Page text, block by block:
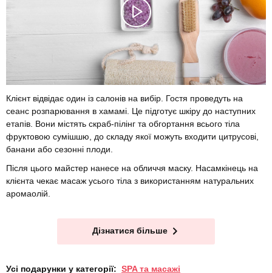
Клієнт відвідає один із салонів на вибір. Гостя проведуть на
сеанс розпарювання в хамамі. Це підготує шкіру до наступних
етапів. Вони містять скраб-пілінг та обгортання всього тіла
фруктовою сумішшю, до складу якої можуть входити цитрусові,
банани або сезонні плоди.
Після цього майстер нанесе на обличчя маску. Насамкінець на
клієнта чекає масаж усього тіла з використанням натуральних
аромаолій.
Дізнатися більше
Усі подарунки у категорії: SPA та масажі